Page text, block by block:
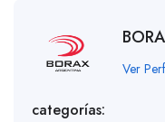
Ver
categorías: